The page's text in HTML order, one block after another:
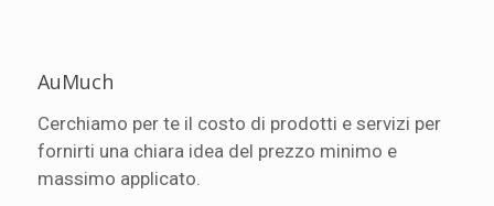
AuMuch
Cerchiamo per te il costo di prodotti e servizi per
fornirti una chiara idea del prezzo minimo e
massimo applicato.